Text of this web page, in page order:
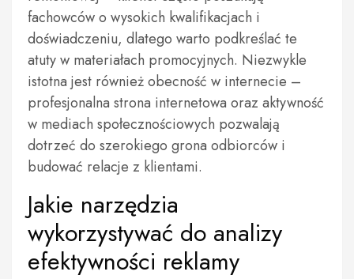
fachowców o wysokich kwalifikacjach i
doświadczeniu, dlatego warto podkreślać te
atuty w materiałach promocyjnych. Niezwykle
istotna jest również obecność w internecie –
profesjonalna strona internetowa oraz aktywność
w mediach społecznościowych pozwalają
dotrzeć do szerokiego grona odbiorców i
budować relacje z klientami.
Jakie narzędzia
wykorzystywać do analizy
efektywności reklamy